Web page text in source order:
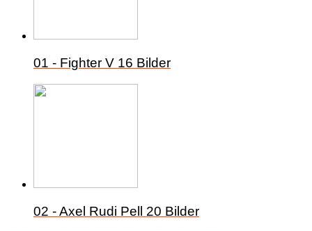
01 - Fighter V 16 Bilder
02 - Axel Rudi Pell 20 Bilder